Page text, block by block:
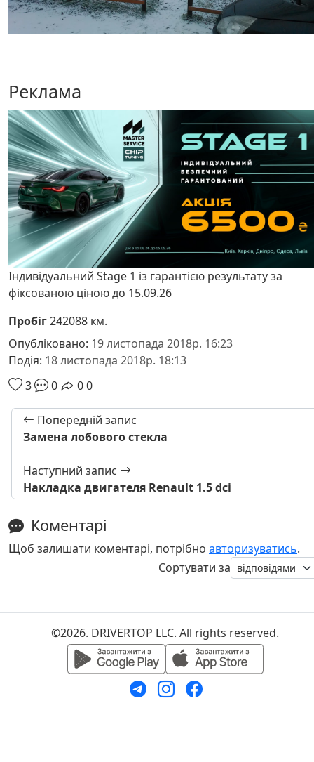
Реклама
Індивідуальний Stage 1 із гарантією результату за
фіксованою ціною до 15.09.26
Пробіг242088 км.
Опубліковано: 19 листопада 2018р. 16:23
Подія: 18 листопада 2018р. 18:13
3
0 00
Попередній запис
Замена лобового стекла
Наступний запис
Накладка двигателя Renault 1.5 dci
Коментарі
Щоб залишати коментарі, потрібно авторизуватись.
Сортувати за
©2026. DRIVERTOP LLC. All rights reserved.